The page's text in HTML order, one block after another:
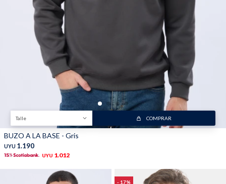
Talle COMPRAR
BUZO A LA BASE - Gris
UYU 1.190
UYU 1.012
17
Contacto